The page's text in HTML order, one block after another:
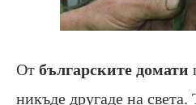
От българските домати
никъде другаде на света.